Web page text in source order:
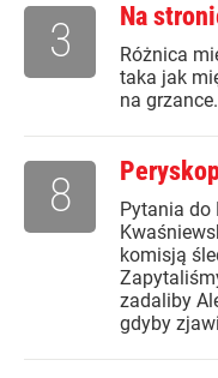
Na
Różnica
taka jak
na grzance.
3
Pytania do
komisją
zadaliby
gdyby
8